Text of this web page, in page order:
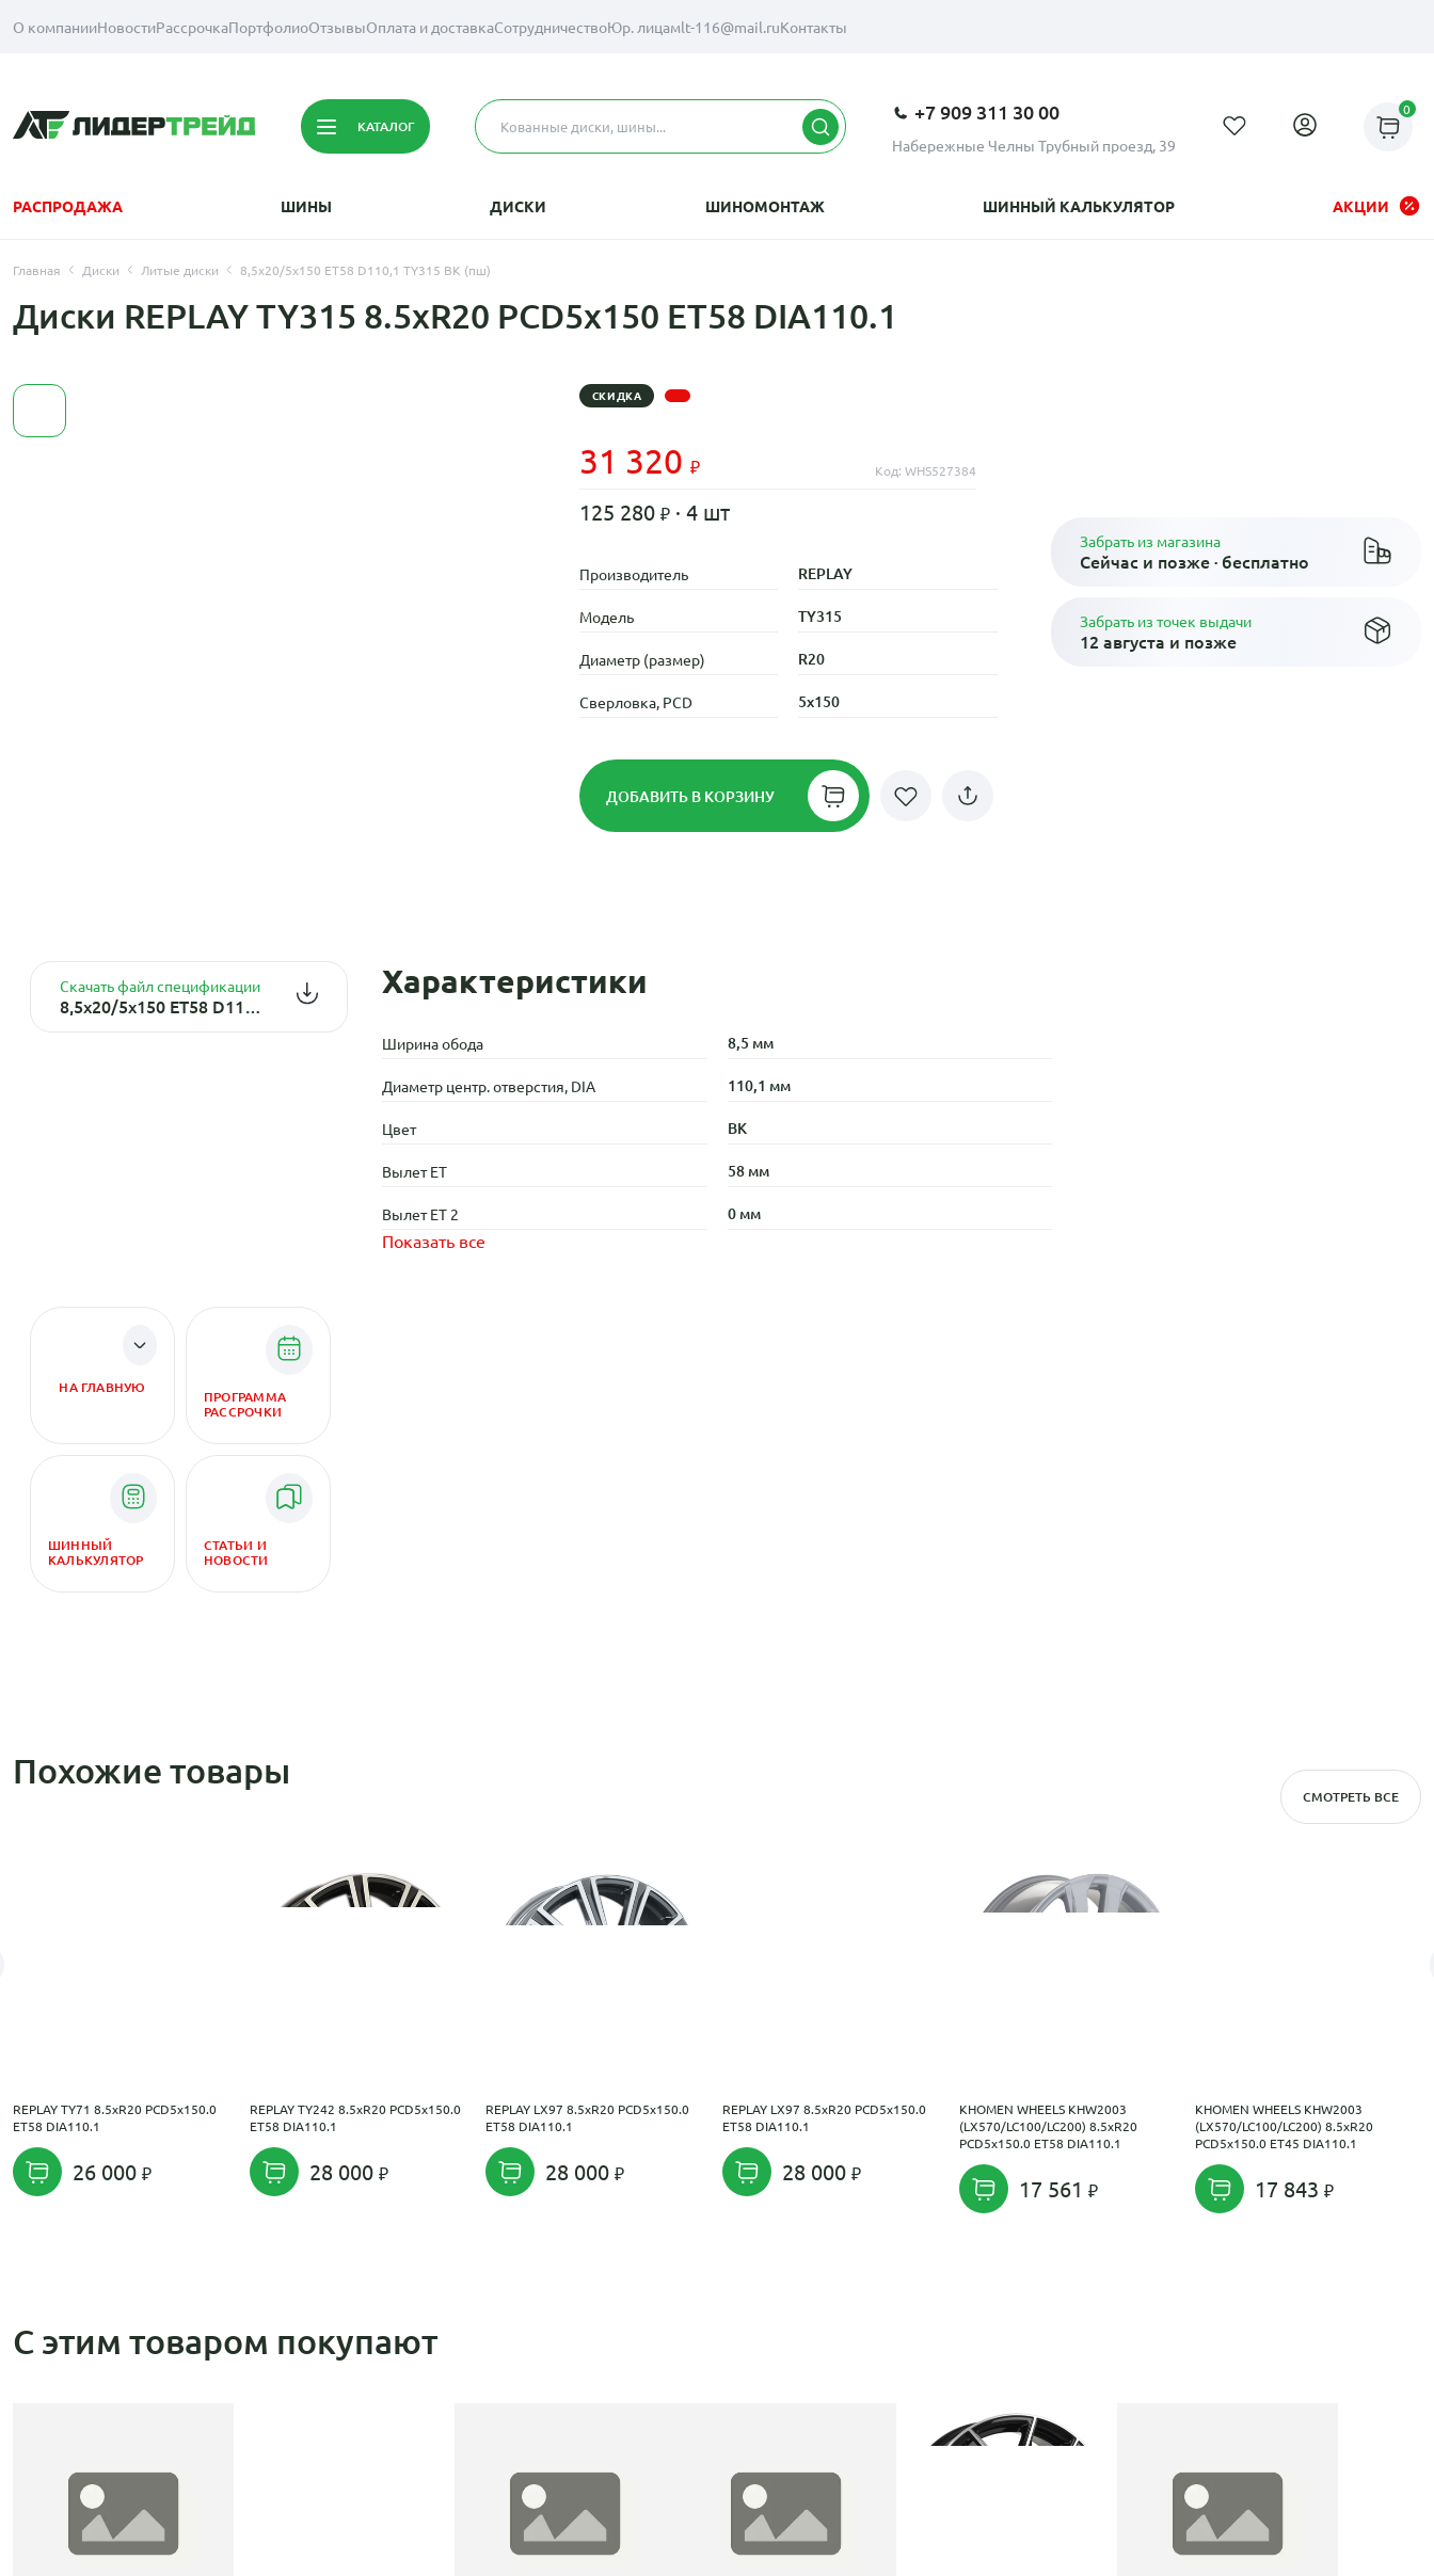
О компанииНовостиРассрочкаПортфолиоОтзывыОплата и доставкаСотрудничествоЮр. лицамlt-116@mail.ruКонтакты
КАТАЛОГ
+7 909 311 30 00
Набережные Челны Трубный проезд, 39
0
РАСПРОДАЖА ШИНЫ ДИСКИ ШИНОМОНТАЖ ШИННЫЙ КАЛЬКУЛЯТОР АКЦИИ
Главная Диски Литые диски 8,5x20/5x150 ET58 D110,1 TY315 BK (пш)
Диски REPLAY TY315 8.5xR20 PCD5x150 ET58 DIA110.1
СКИДКА
31 320 Код: WHS527384
125 280 · 4 шт
Производитель REPLAY
Модель TY315
Диаметр (размер) R20
Сверловка, PCD 5x150
ДОБАВИТЬ В КОРЗИНУ
Забрать из магазина
Сейчас и позже · бесплатно
Забрать из точек выдачи
12 августа и позже
Скачать файл спецификации
8,5x20/5x150 ET58 D110,1 TY315 BK (пш)
Характеристики
Ширина обода 8,5 мм
Диаметр центр. отверстия, DIA 110,1 мм
Цвет BK
Вылет ET 58 мм
Вылет ET 2 0 мм
Показать все
НА ГЛАВНУЮ
ПРОГРАММА
РАССРОЧКИ
ШИННЫЙ
КАЛЬКУЛЯТОР
СТАТЬИ И
НОВОСТИ
Похожие товары
СМОТРЕТЬ ВСЕ
REPLAY TY71 8.5xR20 PCD5x150.0
ET58 DIA110.1
26 000
REPLAY TY242 8.5xR20 PCD5x150.0
ET58 DIA110.1
28 000
REPLAY LX97 8.5xR20 PCD5x150.0
ET58 DIA110.1
28 000
REPLAY LX97 8.5xR20 PCD5x150.0
ET58 DIA110.1
28 000
KHOMEN WHEELS KHW2003
(LX570/LC100/LC200) 8.5xR20
PCD5x150.0 ET58 DIA110.1
17 561
KHOMEN WHEELS KHW2003
(LX570/LC100/LC200) 8.5xR20
PCD5x150.0 ET45 DIA110.1
17 843
С этим товаром покупают